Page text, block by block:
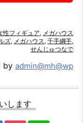
性フィギュア, メガハウス
ズ, メガハウス, 千手綱手,
せんじゅつなで
by admin@mh@wp
します